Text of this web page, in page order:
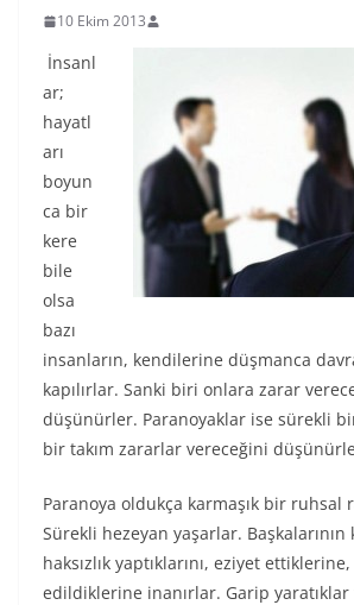
10 Ekim 2013
İnsanl
ar;
hayatl
arı
boyun
ca bir
kere
bile
olsa
bazı
insanların, kendilerine düşmanca
kapılırlar. Sanki biri onlara zarar
düşünürler. Paranoyaklar ise sürekli
bir takım zararlar vereceğini
Paranoya oldukça karmaşık bir ruhsal
Sürekli hezeyan yaşarlar.
haksızlık yaptıklarını, eziyet
edildiklerine inanırlar. Garip yaratıklar